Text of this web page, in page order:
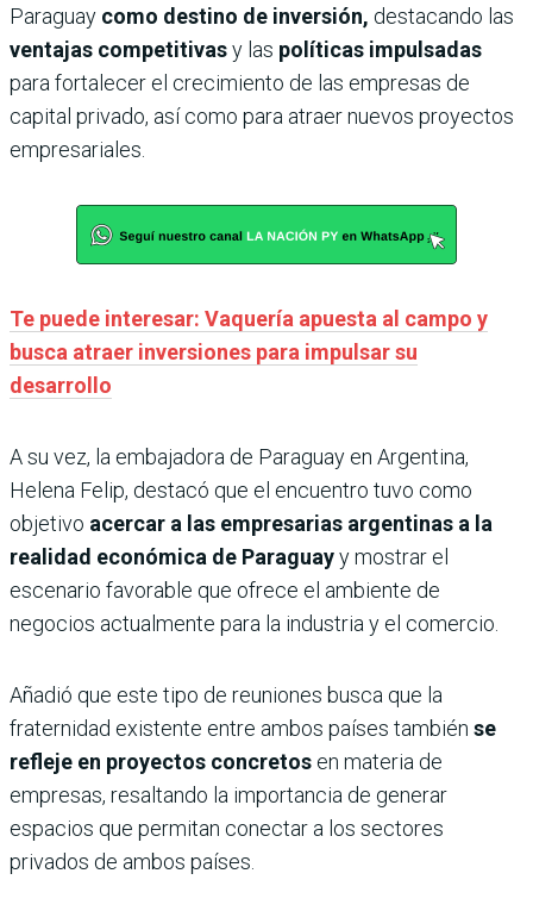
Paraguay como destino de inversión, destacando las
ventajas competitivasy las políticas impulsadas
para fortalecer el crecimiento de las empresas de
capital privado, así como para atraer nuevos proyectos
empresariales.
Te puede interesar: Vaquería apuesta al campo y
busca atraer inversiones para impulsar su
desarrollo
A su vez, la embajadora de Paraguay en Argentina,
Helena Felip, destacó que el encuentro tuvo como
objetivo acercar a las empresarias argentinas a la
realidad económica de Paraguayy mostrar el
escenario favorable que ofrece el ambiente de
negocios actualmente para la industria y el comercio.
Añadió que este tipo de reuniones busca que la
fraternidad existente entre ambos países también se
refleje en proyectos concretos en materia de
empresas, resaltando la importancia de generar
espacios que permitan conectar a los sectores
privados de ambos países.